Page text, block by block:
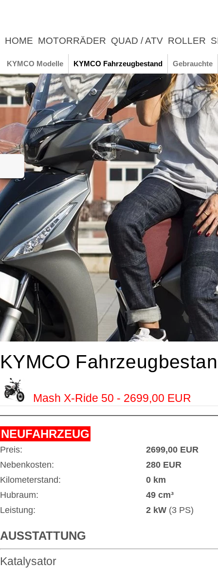
HOME MOTORRÄDER QUAD / ATV ROLLER
UNTERNEHMEN
KYMCO Modelle KYMCO Fahrzeugbestand Gebrauchte
KYMCO
Mash X-Ride 50 - 2699,00 EUR
NEUFAHRZEUG
Preis:
2699,00 EUR
Nebenkosten:
280 EUR
Kilometerstand:
0 km
Hubraum:
49 cm³
Leistung:
2 kW (3 PS)
AUSSTATTUNG
Katalysator